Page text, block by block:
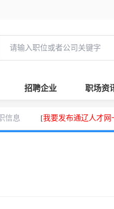
招聘企业 职场资
信息 [我要发布通辽人才网